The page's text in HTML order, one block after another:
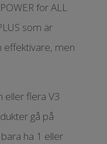
for ALL
som är
effektivare, men
eller flera V3
gå på
ha 1 eller